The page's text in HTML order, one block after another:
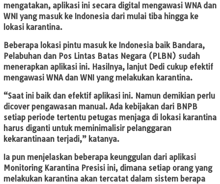
mengatakan, aplikasi ini secara digital mengawasi WNA dan
WNI yang masuk ke Indonesia dari mulai tiba hingga ke
lokasi karantina.
Beberapa lokasi pintu masuk ke Indonesia baik Bandara,
Pelabuhan dan Pos Lintas Batas Negara (PLBN) sudah
menerapkan aplikasi ini. Hasilnya, lanjut Dedi cukup efektif
mengawasi WNA dan WNI yang melakukan karantina.
“Saat ini baik dan efektif aplikasi ini. Namun demikian perlu
dicover pengawasan manual. Ada kebijakan dari BNPB
setiap periode tertentu petugas menjaga di lokasi karantina
harus diganti untuk meminimalisir pelanggaran
kekarantinaan terjadi,” katanya.
Ia pun menjelaskan beberapa keunggulan dari aplikasi
Monitoring Karantina Presisi ini, dimana setiap orang yang
melakukan karantina akan tercatat dalam sistem berapa